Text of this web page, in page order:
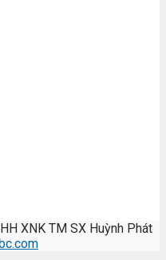
XNK TM SX Huỳnh Phát